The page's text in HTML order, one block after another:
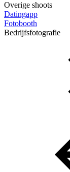
Overige shoots
Datingapp
Fotobooth
Bedrijfsfotografie